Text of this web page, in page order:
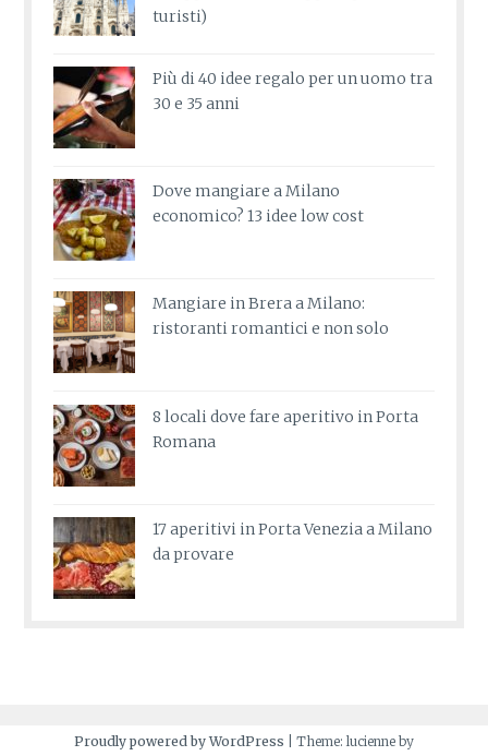
turisti)
Più di 40 idee regalo per un uomo tra
30 e 35 anni
Dove mangiare a Milano
economico? 13 idee low cost
Mangiare in Brera a Milano:
ristoranti romantici e non solo
8 locali dove fare aperitivo in Porta
Romana
17 aperitivi in Porta Venezia a Milano
da provare
Proudly powered by WordPress
Theme: lucienne by